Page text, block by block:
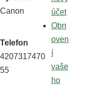
Canon
Telefon
4207317470
55
účet
Obn
oven
í
vaše
ho